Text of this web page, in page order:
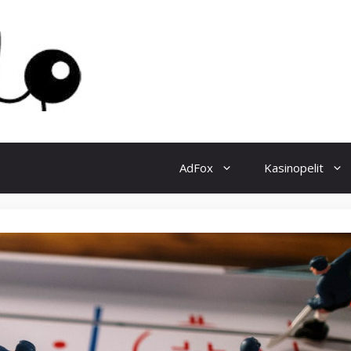
AdFox Kasinopelit